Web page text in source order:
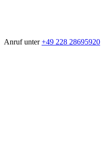
Anruf unter +49 228 28695920